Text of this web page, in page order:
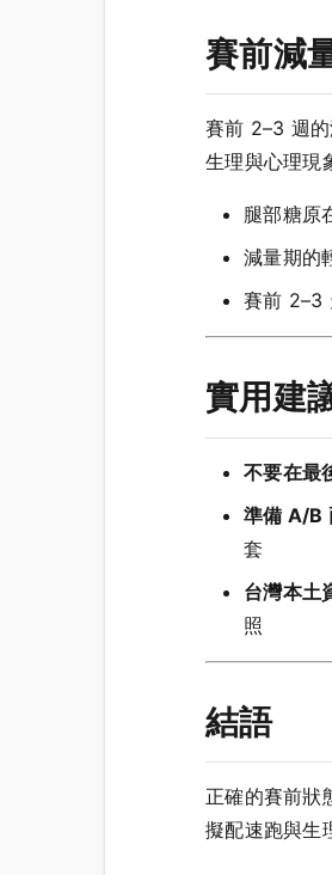
賽前減
賽前 2–3 週
生理與心理現
腿部糖原
減量期的
賽前 2–3
實用建
不要在最
準備 A/B
套
台灣本土
照
結語
正確的賽前狀
擬配速跑與生